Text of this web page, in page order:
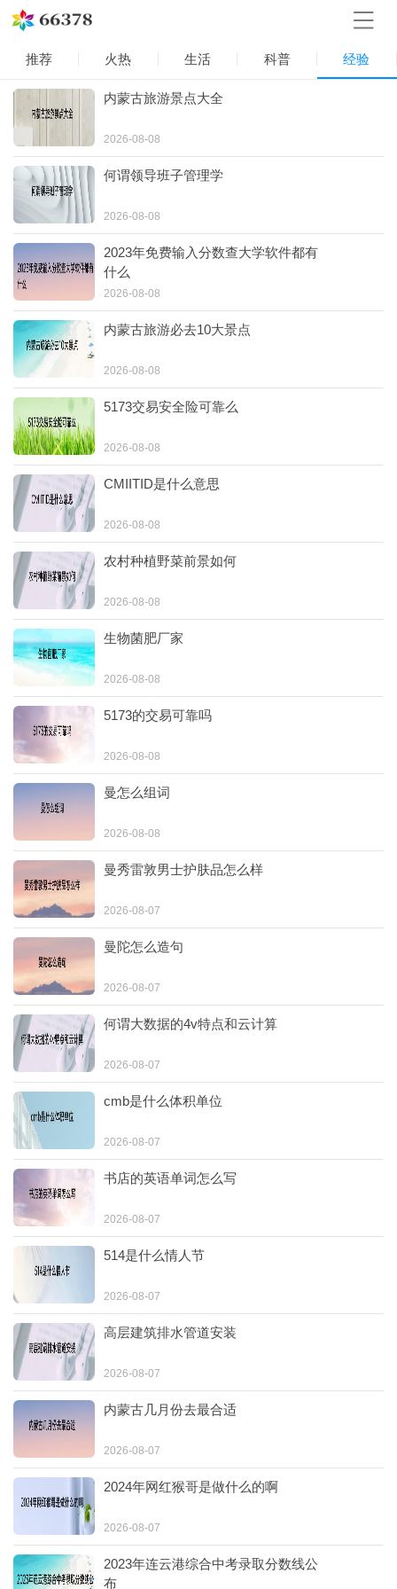
推荐 火热 生活 科普 经验
内蒙古旅游景点大全
2026-08-08
何谓领导班子管理学
2026-08-08
2023年免费输入分数查大学软件都有
什么
2026-08-08
内蒙古旅游必去10大景点
2026-08-08
5173交易安全险可靠么
2026-08-08
CMIITID是什么意思
2026-08-08
农村种植野菜前景如何
2026-08-08
生物菌肥厂家
2026-08-08
5173的交易可靠吗
2026-08-08
曼怎么组词
2026-08-08
曼秀雷敦男士护肤品怎么样
2026-08-07
曼陀怎么造句
2026-08-07
何谓大数据的4v特点和云计算
2026-08-07
cmb是什么体积单位
2026-08-07
书店的英语单词怎么写
2026-08-07
514是什么情人节
2026-08-07
高层建筑排水管道安装
2026-08-07
内蒙古几月份去最合适
2026-08-07
2024年网红猴哥是做什么的啊
2026-08-07
2023年连云港综合中考录取分数线公
布